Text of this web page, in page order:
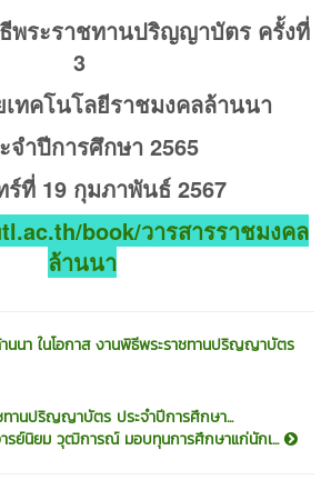
พระราชทานปริญญาบัตร ครั้งที่
3
ทคโนโลยีราชมงคลล้านนา
จำปีการศึกษา 2565
ที่ 19 กุมภาพันธ์ 2567
book/วารสารราชมงคล
ล้านนา
นนา ในโอกาส งานพิธีพระราชทานปริญญาบัตร
านปริญญาบัตร ประจำปีการศึกษา...
รย์นิยม วุฒิการณ์ มอบทุนการศึกษาแก่นักเ...